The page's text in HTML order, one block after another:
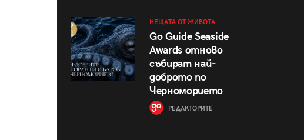
НЕЩАТА ОТ ЖИВОТА
Go Guide Seaside
Awards отново
събират най-
доброто по
Черноморието
РЕДАКТОРИТЕ